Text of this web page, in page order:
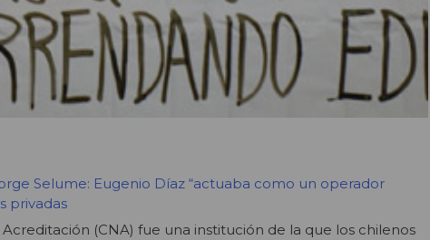
Selume: Eugenio Díaz “actuaba como un operador
privadas
(CNA) fue una institución de la que los chilenos